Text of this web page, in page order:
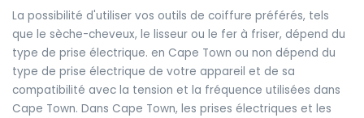
La possibilité d'utiliser vos outils de coiffure préférés, tels
que le sèche-cheveux, le lisseur ou le fer à friser, dépend du
type de prise électrique. en Cape Town ou non dépend du
type de prise électrique de votre appareil et de sa
compatibilité avec la tension et la fréquence utilisées dans
Cape Town. Dans Cape Town, les prises électriques et les